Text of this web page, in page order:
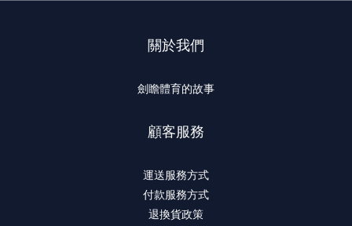
關於我們
劍瞻體育的故事
顧客服務
運送服務方式
付款服務方式
退換貨政策